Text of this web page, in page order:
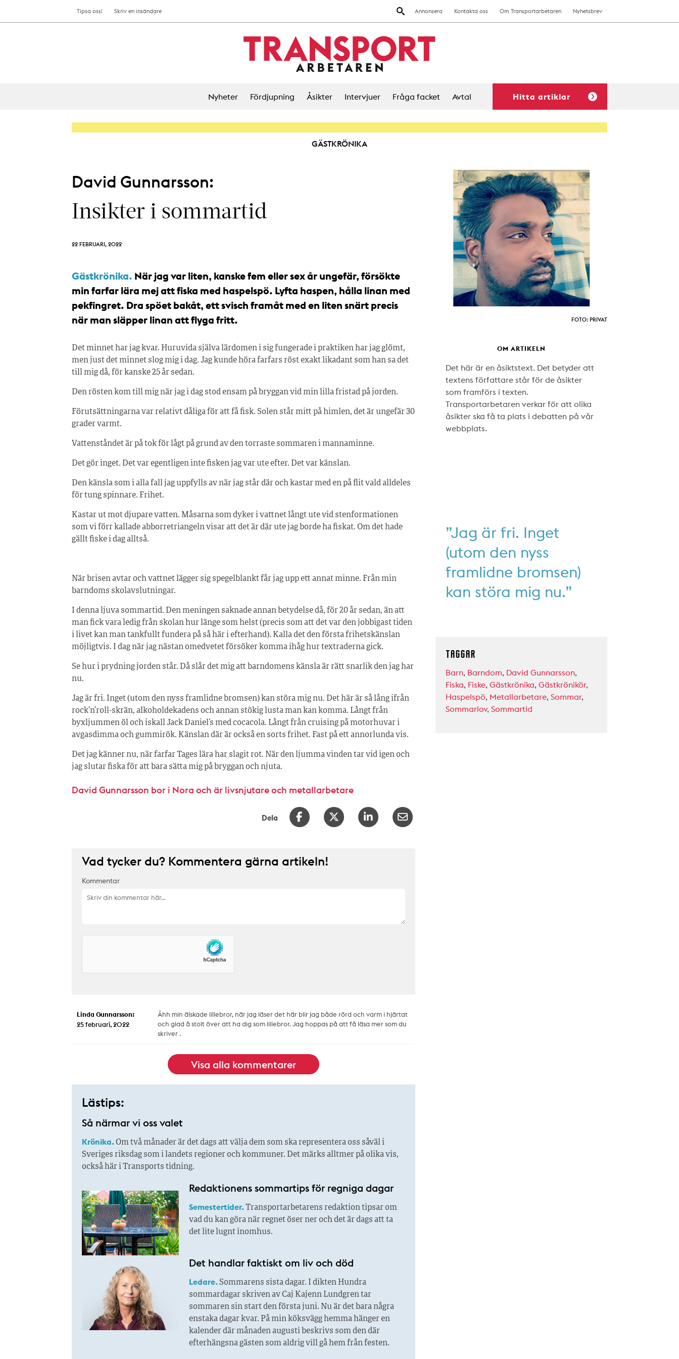
Annonsera Kontakta oss Om Transportarbetaren Nyhetsbrev
Tipsa oss! Skriv en insändare
Nyheter Fördjupning Åsikter Intervjuer Fråga facket Avtal Hitta artiklar
GÄSTKRÖNIKA
David Gunnarsson:
Insikter i sommartid
22 FEBRUARI, 2022
Gästkrönika. När jag var liten, kanske fem eller sex år ungefär, försökte
min farfar lära mej att fiska med haspelspö. Lyfta haspen, hålla linan med
pekfingret. Dra spöet bakåt, ett svisch framåt med en liten snärt precis
när man släpper linan att flyga fritt.
Det minnet har jag kvar. Huruvida själva lärdomen i sig fungerade i praktiken har jag glömt,
men just det minnet slog mig i dag. Jag kunde höra farfars röst exakt likadant som han sa det
till mig då, för kanske 25 år sedan.
Den rösten kom till mig när jag i dag stod ensam på bryggan vid min lilla fristad på jorden.
Förutsättningarna var relativt dåliga för att få fisk. Solen står mitt på himlen, det är ungefär 30
grader varmt.
Vattenståndet är på tok för lågt på grund av den torraste sommaren i mannaminne.
Det gör inget. Det var egentligen inte fisken jag var ute efter. Det var känslan.
Den känsla som i alla fall jag uppfylls av när jag står där och kastar med en på flit vald alldeles
för tung spinnare. Frihet.
Kastar ut mot djupare vatten. Måsarna som dyker i vattnet långt ute vid stenformationen
som vi förr kallade abborretriangeln visar att det är där ute jag borde ha fiskat. Om det hade
gällt fiske i dag alltså.
När brisen avtar och vattnet lägger sig spegelblankt får jag upp ett annat minne. Från min
barndoms skolavslutningar.
I denna ljuva sommartid. Den meningen saknade annan betydelse då, för 20 år sedan, än att
man fick vara ledig från skolan hur länge som helst (precis som att det var den jobbigast tiden
i livet kan man tankfullt fundera på så här i efterhand). Kalla det den första frihetskänslan
möjligtvis. I dag när jag nästan omedvetet försöker komma ihåg hur textraderna gick.
Se hur i prydning jorden står. Då slår det mig att barndomens känsla är rätt snarlik den jag har
nu.
Jag är fri. Inget (utom den nyss framlidne bromsen) kan störa mig nu. Det här är så lång ifrån
rock’n’roll-skrän, alkoholdekadens och annan stökig lusta man kan komma. Långt från
byxljummen öl och iskall Jack Daniel’s med cocacola. Långt från cruising på motorhuvar i
avgasdimma och gummirök. Känslan där är också en sorts frihet. Fast på ett annorlunda vis.
Det jag känner nu, när farfar Tages lära har slagit rot. När den ljumma vinden tar vid igen och
jag slutar fiska för att bara sätta mig på bryggan och njuta.
David Gunnarsson bor i Nora och är livsnjutare och metallarbetare
Dela
Vad tycker du? Kommentera gärna artikeln!
Kommentar
Linda Gunnarsson:
25 februari, 2022
Åhh min älskade lillebror, när jag läser det här blir jag både rörd och varm i hjärtat
och glad å stolt över att ha dig som lillebror. Jag hoppas på att få läsa mer som du
skriver .
Visa alla kommentarer
Lästips:
Så närmar vi oss valet
Krönika.Om två månader är det dags att välja dem som ska representera oss såväl i
Sveriges riksdag som i landets regioner och kommuner. Det märks alltmer på olika vis,
också här i Transports tidning.
Redaktionens sommar­tips för regniga dagar
Semestertider.Transportarbetarens redaktion tipsar om
vad du kan göra när regnet öser ner och det är dags att ta
det lite lugnt inomhus.
Det handlar faktiskt om liv och död
Ledare.Sommarens sista dagar. I dikten Hundra
sommardagar skriven av Caj Kajenn Lundgren tar
sommaren sin start den första juni. Nu är det bara några
enstaka dagar kvar. På min köksvägg hemma hänger en
kalender där månaden augusti beskrivs som den där
efterhängsna gästen som aldrig vill gå hem från festen.
FOTO: PRIVAT
OM ARTIKELN
Det här är en åsiktstext. Det betyder att
textens författare står för de åsikter
som framförs i texten.
Transportarbetaren verkar för att olika
åsikter ska få ta plats i debatten på vår
webbplats.
”Jag är fri. Inget
(utom den nyss
framlidne bromsen)
kan störa mig nu.”
TAGGAR
Barn, Barndom, David Gunnarsson,
Fiska, Fiske, Gästkrönika, Gästkrönikör,
Haspelspö, Metallarbetare, Sommar,
Sommarlov, Sommartid